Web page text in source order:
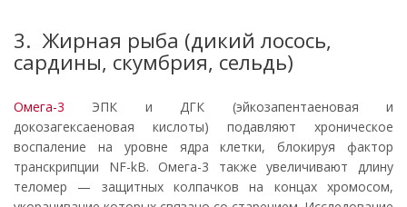
3. Жирная рыба (дикий лосось,
сардины, скумбрия, сельдь)
Омега-3 ЭПК и ДГК (эйкозапентаеновая и
докозагексаеновая кислоты) подавляют хроническое
воспаление на уровне ядра клетки, блокируя фактор
транскрипции NF-kB. Омега-3 также увеличивают длину
теломер — защитных колпачков на концах хромосом,